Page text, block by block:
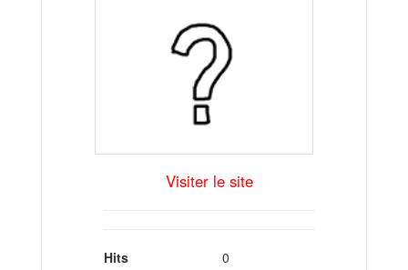
Visiter le site
Hits
0